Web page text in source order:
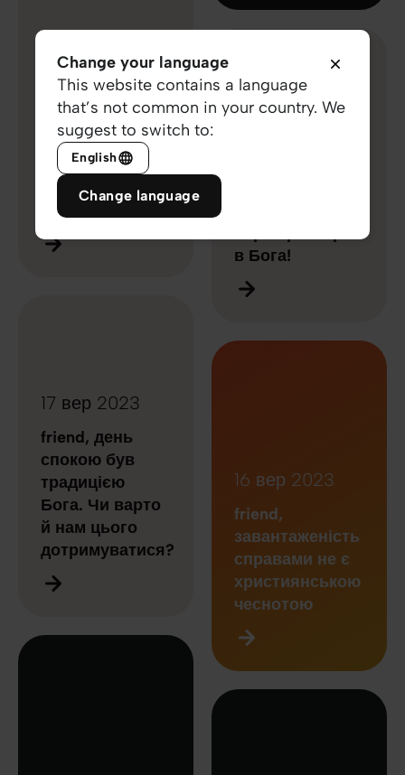
19 вер 2023
friend, у вас
вдається не
турбуватися,
долаючи хаос і
кризи?
в Бога!
17 вер 2023
friend, день
спокою був
традицією
Бога. Чи варто
й нам цього
дотримуватися?
16 вер 2023
friend,
завантаженість
справами не є
християнською
чеснотою
Change your language
This website contains a language
that’s not common in your country. We
suggest to switch to:
English
Change language